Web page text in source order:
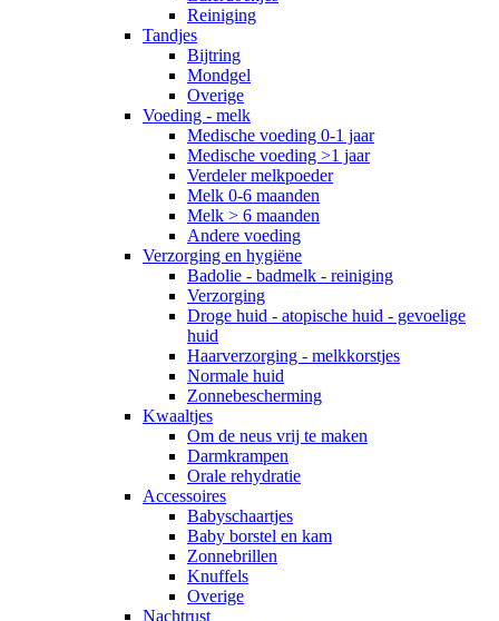
Reiniging
Tandjes
Bijtring
Mondgel
Overige
Voeding - melk
Medische voeding 0-1 jaar
Medische voeding >1 jaar
Verdeler melkpoeder
Melk 0-6 maanden
Melk > 6 maanden
Andere voeding
Verzorging en hygiëne
Badolie - badmelk - reiniging
Verzorging
Droge huid - atopische huid - gevoelige
huid
Haarverzorging - melkkorstjes
Normale huid
Zonnebescherming
Kwaaltjes
Om de neus vrij te maken
Darmkrampen
Orale rehydratie
Accessoires
Babyschaartjes
Baby borstel en kam
Zonnebrillen
Knuffels
Overige
Nachtrust